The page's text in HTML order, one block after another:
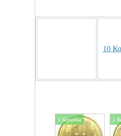
10
1 Копейка 2